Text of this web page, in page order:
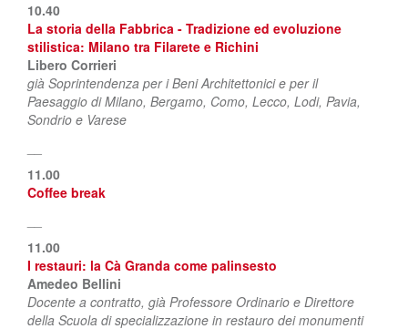
10.40
La storia della Fabbrica - Tradizione ed evoluzione
stilistica: Milano tra Filarete e Richini
Libero Corrieri
già Soprintendenza per i Beni Architettonici e per il
Paesaggio di Milano, Bergamo, Como, Lecco, Lodi, Pavia,
Sondrio e Varese
11.00
Coffee break
11.00
I restauri: la Cà Granda come palinsesto
Amedeo Bellini
Docente a contratto, già Professore Ordinario e Direttore
della Scuola di specializzazione in restauro dei monumenti